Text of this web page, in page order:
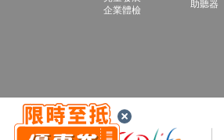
企業體檢
助聽器